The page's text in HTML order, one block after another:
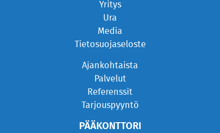
Yritys
Ura
Media
Tietosuojaseloste
Ajankohtaista
Palvelut
Referenssit
Tarjouspyyntö
PÄÄKONTTORI